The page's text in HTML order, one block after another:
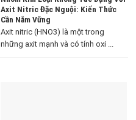
Axit Nitric Đặc Nguội: Kiến Thức
Cần Nắm Vững
Axit nitric (HNO3) là một trong
những axit mạnh và có tính oxi ...